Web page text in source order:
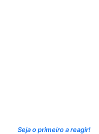
Seja o primeiro a reagir!